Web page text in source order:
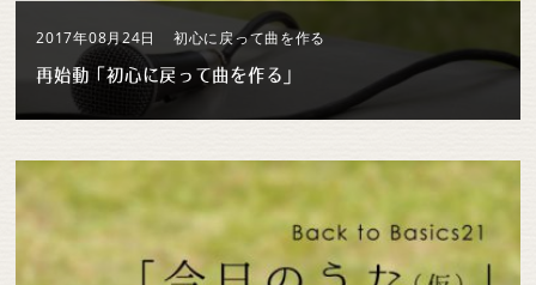
2017年08月24日 初心に戻って曲を作る
再始動「初心に戻って曲を作る」